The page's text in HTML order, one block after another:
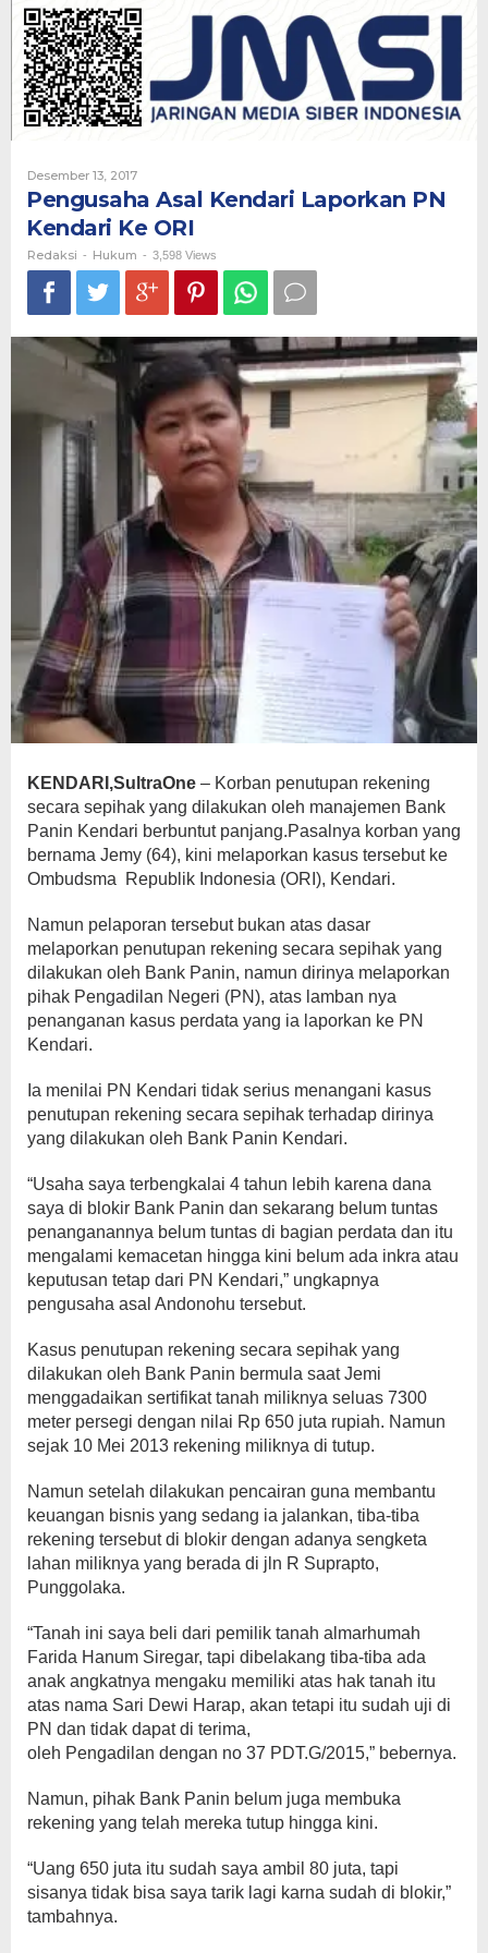
Ke
ORI
Desember 13, 2017Oleh
Pengusaha Asal Kendari Laporkan PN
Kendari Ke ORI
Redaksi - Hukum - 3,598 Views
KENDARI,SultraOne – Korban penutupan rekening
secara sepihak yang dilakukan oleh manajemen Bank
Panin Kendari berbuntut panjang.Pasalnya korban yang
bernama Jemy (64), kini melaporkan kasus tersebut ke
Ombudsma Republik Indonesia (ORI), Kendari.
Namun pelaporan tersebut bukan atas dasar
melaporkan penutupan rekening secara sepihak yang
dilakukan oleh Bank Panin, namun dirinya melaporkan
pihak Pengadilan Negeri (PN), atas lamban nya
penanganan kasus perdata yang ia laporkan ke PN
Kendari.
Ia menilai PN Kendari tidak serius menangani kasus
penutupan rekening secara sepihak terhadap dirinya
yang dilakukan oleh Bank Panin Kendari.
“Usaha saya terbengkalai 4 tahun lebih karena dana
saya di blokir Bank Panin dan sekarang belum tuntas
penanganannya belum tuntas di bagian perdata dan itu
mengalami kemacetan hingga kini belum ada inkra atau
keputusan tetap dari PN Kendari,” ungkapnya
pengusaha asal Andonohu tersebut.
Kasus penutupan rekening secara sepihak yang
dilakukan oleh Bank Panin bermula saat Jemi
menggadaikan sertifikat tanah miliknya seluas 7300
meter persegi dengan nilai Rp 650 juta rupiah. Namun
sejak 10 Mei 2013 rekening miliknya di tutup.
Namun setelah dilakukan pencairan guna membantu
keuangan bisnis yang sedang ia jalankan, tiba-tiba
rekening tersebut di blokir dengan adanya sengketa
lahan miliknya yang berada di jln R Suprapto,
Punggolaka.
“Tanah ini saya beli dari pemilik tanah almarhumah
Farida Hanum Siregar, tapi dibelakang tiba-tiba ada
anak angkatnya mengaku memiliki atas hak tanah itu
atas nama Sari Dewi Harap, akan tetapi itu sudah uji di
PN dan tidak dapat di terima,
oleh Pengadilan dengan no 37 PDT.G/2015,” bebernya.
Namun, pihak Bank Panin belum juga membuka
rekening yang telah mereka tutup hingga kini.
“Uang 650 juta itu sudah saya ambil 80 juta, tapi
sisanya tidak bisa saya tarik lagi karna sudah di blokir,”
tambahnya.